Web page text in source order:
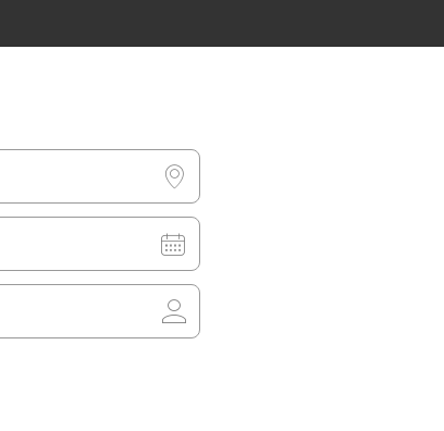
Da Christuskirche:svoltare a destra e
percorrere la strada per circa 5 minuti -
l'hotel si trova sul lato destro.
Stazione metro più vicina:
(U2-linea rossa)
Si può scegliere tra biglietti di sola andata
(3,20 €), giornalieri (6,20 €) o settimanali